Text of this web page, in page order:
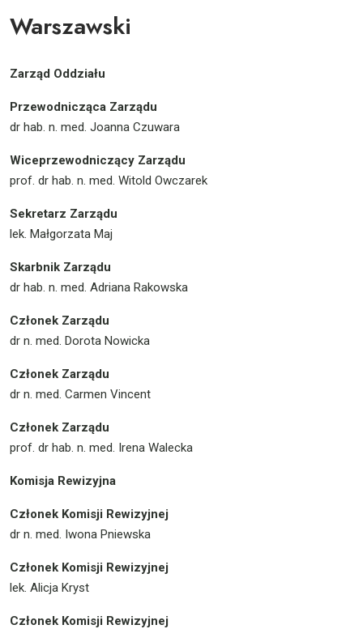
Warszawski
Zarząd Oddziału
Przewodnicząca Zarządu
dr hab. n. med. Joanna Czuwara
Wiceprzewodniczący Zarządu
prof. dr hab. n. med. Witold Owczarek
Sekretarz Zarządu
lek. Małgorzata Maj
Skarbnik Zarządu
dr hab. n. med. Adriana Rakowska
Członek Zarządu
dr n. med. Dorota Nowicka
Członek Zarządu
dr n. med. Carmen Vincent
Członek Zarządu
prof. dr hab. n. med. Irena Walecka
Komisja Rewizyjna
Członek Komisji Rewizyjnej
dr n. med. Iwona Pniewska
Członek Komisji Rewizyjnej
lek. Alicja Kryst
Członek Komisji Rewizyjnej